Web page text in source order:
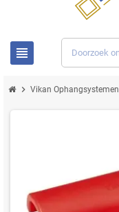
view_headline
chevron_right Vikan Ophangsystemen